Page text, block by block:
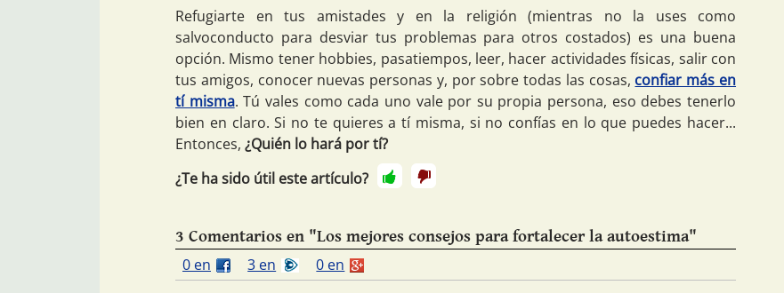
Refugiarte en tus amistades y en la religión (mientras no la uses como
salvoconducto para desviar tus problemas para otros costados) es una buena
opción. Mismo tener hobbies, pasatiempos, leer, hacer actividades físicas, salir con
tus amigos, conocer nuevas personas y, por sobre todas las cosas, confiar más en
tí misma. Tú vales como cada uno vale por su propia persona, eso debes tenerlo
bien en claro. Si no te quieres a tí misma, si no confías en lo que puedes hacer...
Entonces, ¿Quién lo hará por tí?
¿Te ha sido útil este artículo?
3 Comentarios en "Los mejores consejos para fortalecer la autoestima"
0 en
3 en 0 en